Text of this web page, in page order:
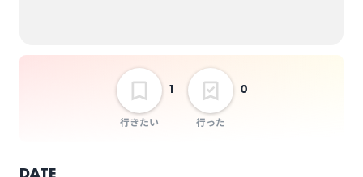
行きたい
1
行った
0
ウマシカて おとなりアイニー